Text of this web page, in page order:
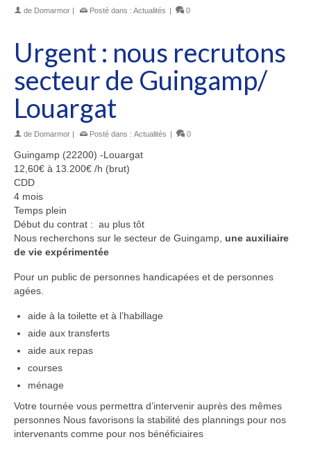
de Domarmor Posté dans : Actualités 0
Urgent : nous recrutons
secteur de Guingamp/
Louargat
de Domarmor Posté dans : Actualités 0
Guingamp (22200) -Louargat
12,60€ à 13.200€ /h (brut)
CDD
4 mois
Temps plein
Début du contrat : au plus tôt
Nous recherchons sur le secteur de Guingamp, une auxiliaire
de vie expérimentée
Pour un public de personnes handicapées et de personnes
agées.
aide à la toilette et à l’habillage
aide aux transferts
aide aux repas
courses
ménage
Votre tournée vous permettra d’intervenir auprès des mêmes
personnes Nous favorisons la stabilité des plannings pour nos
intervenants comme pour nos bénéficiaires